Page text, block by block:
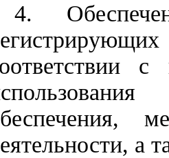
4.
а